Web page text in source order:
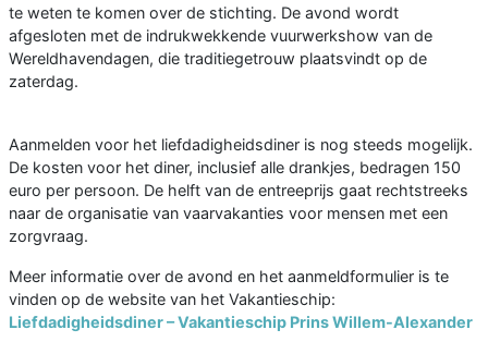
te weten te komen over de stichting. De avond wordt
afgesloten met de indrukwekkende vuurwerkshow van de
Wereldhavendagen, die traditiegetrouw plaatsvindt op de
zaterdag.
Aanmelden voor het liefdadigheidsdiner is nog steeds mogelijk.
De kosten voor het diner, inclusief alle drankjes, bedragen 150
euro per persoon. De helft van de entreeprijs gaat rechtstreeks
naar de organisatie van vaarvakanties voor mensen met een
zorgvraag.
Meer informatie over de avond en het aanmeldformulier is te
vinden op de website van het Vakantieschip:
Liefdadigheidsdiner – Vakantieschip Prins Willem-Alexander